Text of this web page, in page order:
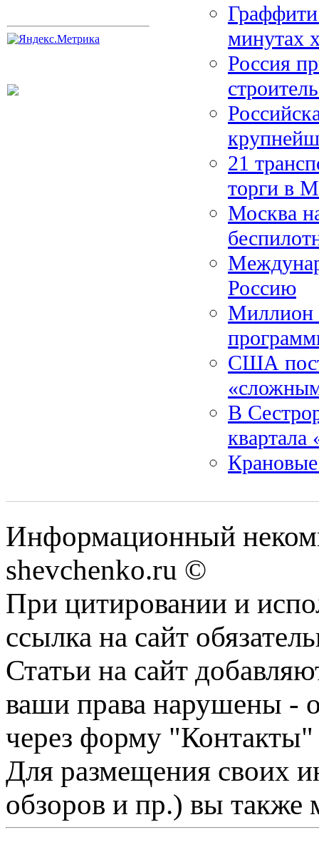
минутах
Россия
21
торги в
Москва
Россию
Миллион
США
В
квартала
Информационный
shevchenko.ru ©
При цитировании и
ссылка на сайт
Статьи на сайт
ваши права нарушены -
через форму "Контакты"
Для размещения своих
обзоров и пр.) вы также